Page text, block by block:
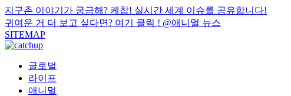
지구촌 이야기가 궁금해? 케찹! 실시간 세계 이슈를 공유합니다!
귀여운 거 더 보고 싶다면? 여기 클릭 ! @애니멀 뉴스
SITEMAP
글로벌
라이프
애니멀